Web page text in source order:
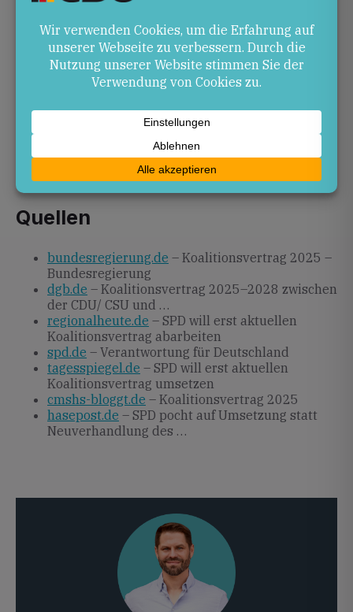
wirtschaftlicher Schwäche, Verzögerungen
Ausblick
zügig die vereinbarten Vorhaben in Gesetzesform
gegossen werden. Beobachtet wird vor allem, ob und
wie Vertragsänderungen am Arbeits- oder
Steuerpaket diskutiert werden und welche
Auswirkungen dies auf die regionale Wirtschaft hat.
Quellen
bundesregierung.de – Koalitionsvertrag 2025 –
Bundesregierung
dgb.de – Koalitionsvertrag 2025–2028 zwischen
der CDU/ CSU und …
regionalheute.de – SPD will erst aktuellen
Koalitionsvertrag abarbeiten
spd.de – Verantwortung für Deutschland
tagesspiegel.de – SPD will erst aktuellen
Koalitionsvertrag umsetzen
cmshs-bloggt.de – Koalitionsvertrag 2025
hasepost.de – SPD pocht auf Umsetzung statt
Neuverhandlung des …